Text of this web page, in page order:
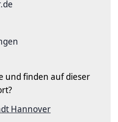
und finden auf dieser
Hannover